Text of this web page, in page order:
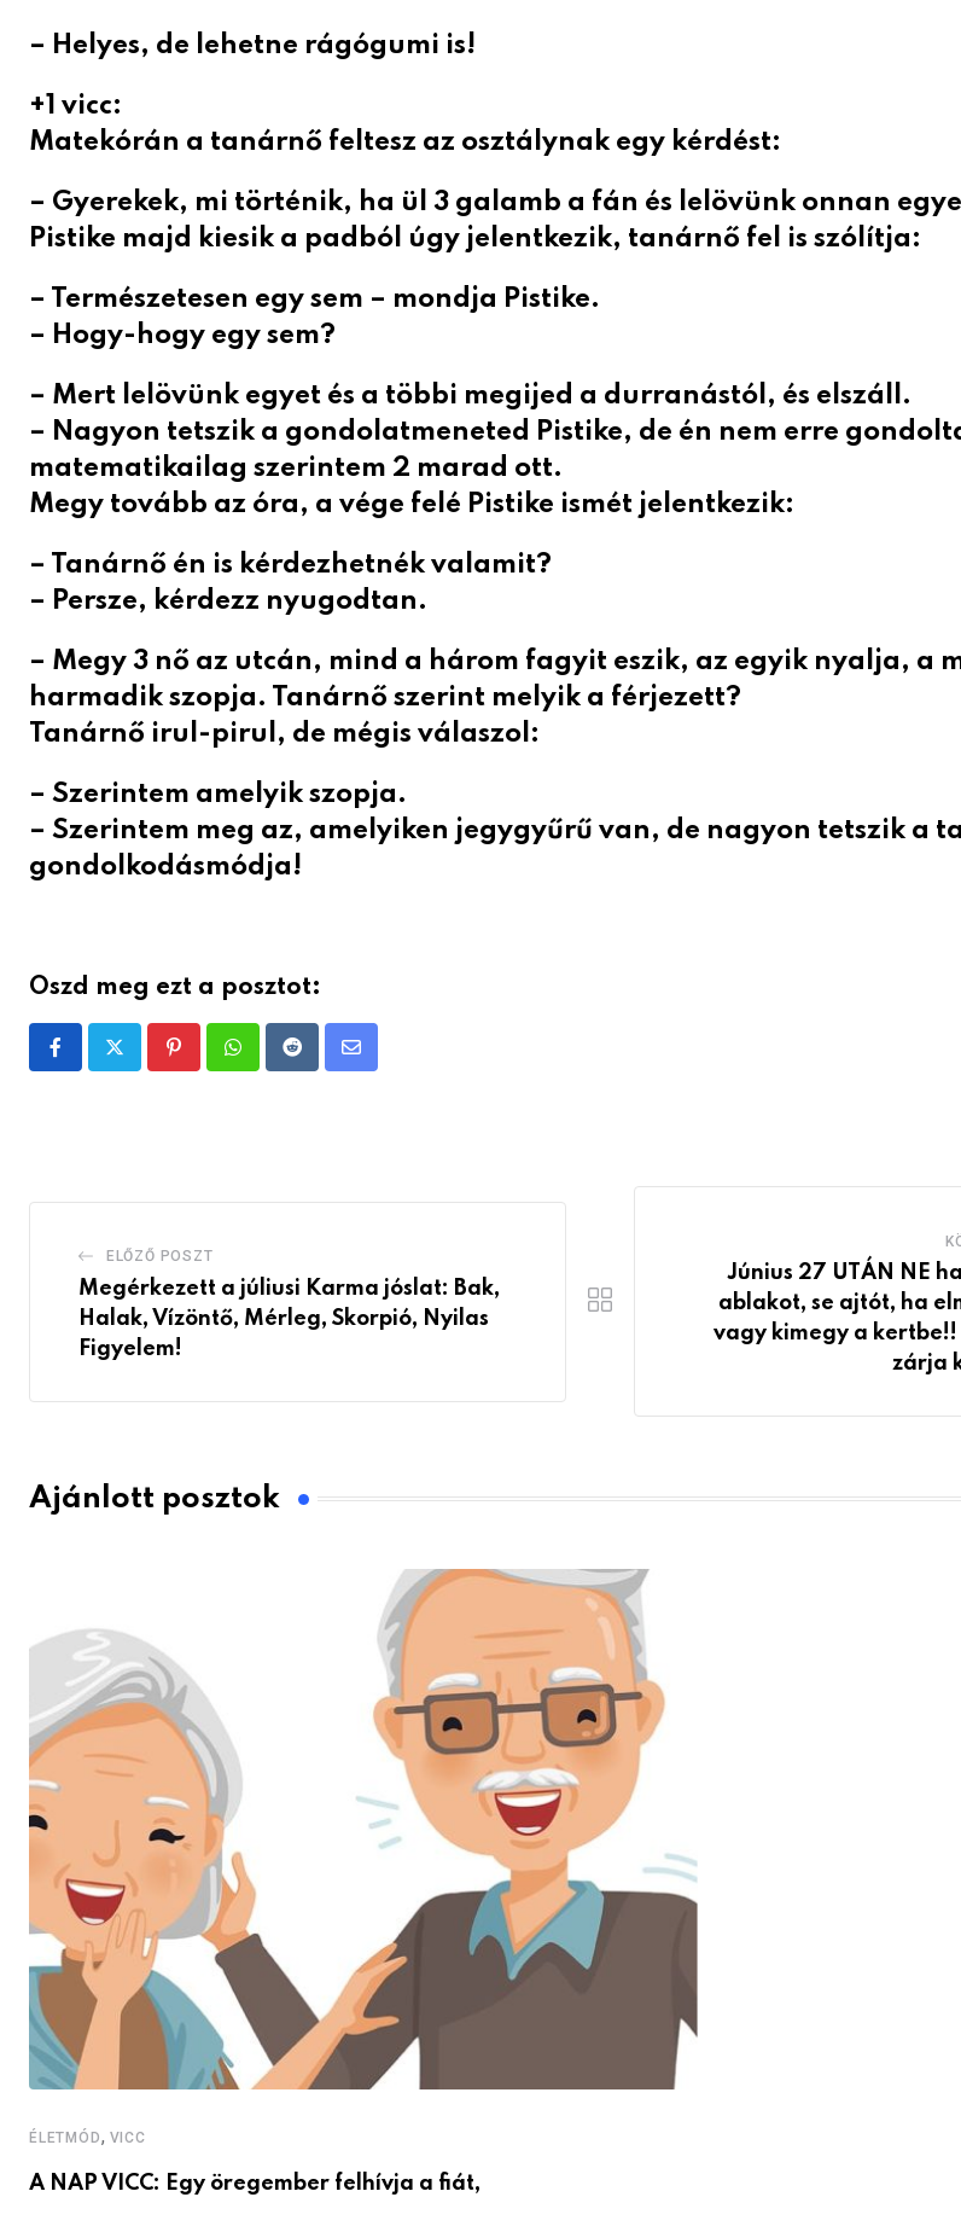
– Helyes, de lehetne rágógumi is!
+1 vicc:
Matekórán a tanárnő feltesz az osztálynak egy kérdést:
– Gyerekek, mi történik, ha ül 3 galamb a fán és lelövünk onnan
Pistike majd kiesik a padból úgy jelentkezik, tanárnő fel is szólítja:
– Természetesen egy sem – mondja Pistike.
– Hogy-hogy egy sem?
– Mert lelövünk egyet és a többi megijed a durranástól, és elszáll.
– Nagyon tetszik a gondolatmeneted Pistike, de én nem erre
matematikailag szerintem 2 marad ott.
Megy tovább az óra, a vége felé Pistike ismét jelentkezik:
– Tanárnő én is kérdezhetnék valamit?
– Persze, kérdezz nyugodtan.
– Megy 3 nő az utcán, mind a három fagyit eszik, az egyik nyalja, a
harmadik szopja. Tanárnő szerint melyik a férjezett?
Tanárnő irul-pirul, de mégis válaszol:
– Szerintem amelyik szopja.
– Szerintem meg az, amelyiken jegygyűrű van, de nagyon tetszik a
gondolkodásmódja!
Oszd meg ezt a posztot:
PinterestWhatsappRedditShare
ELŐZŐ POSZT
Megérkezett a júliusi Karma jóslat: Bak,
Halak, Vízöntő, Mérleg, Skorpió, Nyilas
Figyelem!
Június 27 UTÁN NE
ablakot, se ajtót, ha
vagy kimegy a
zárja
Ajánlott posztok
ÉLETMÓD, VICC
A NAP VICC: Egy öregember felhívja a fiát,